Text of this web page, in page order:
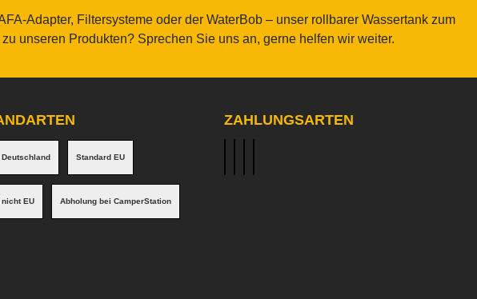
Adapter, Filtersysteme oder der WaterBob – unser rollbarer Wassertank zum
unseren Produkten? Sprechen Sie uns an, gerne helfen wir weiter.
Standard EU
EU Abholung bei CamperStation
ZAHLUNGSARTEN